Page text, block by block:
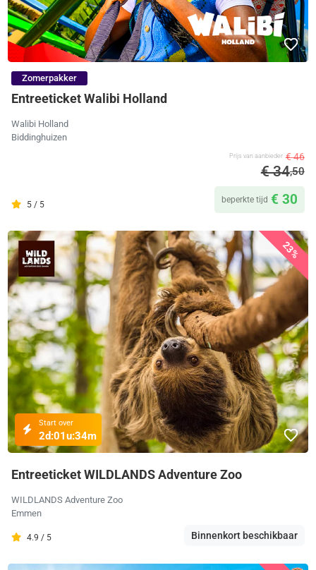
Zomerpakker
Entreeticket Walibi Holland
Walibi Holland
Biddinghuizen
5 / 5
Prijs van aanbieder € 46
€ 34,50
beperkte tijd € 30
23%
Start over
2d:01u:34m
Entreeticket WILDLANDS Adventure Zoo
WILDLANDS Adventure Zoo
Emmen
4.9 / 5 Binnenkort beschikbaar